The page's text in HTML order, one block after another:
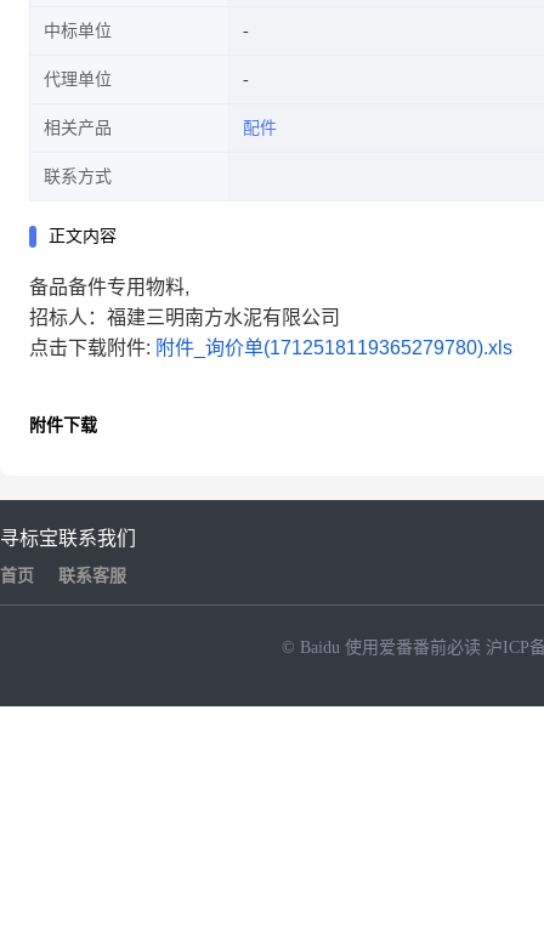
中标单位
代理单位
相关产品 配件
联系方式
正文内容
备品备件专用物料,
招标人：福建三明南方水泥有限公司
点击下载附件: 附件_询价单(1712518119365279780).xls
附件下载
寻标宝
首页
联系我们
联系客服
© Baidu 使用爱番番前必读 沪ICP